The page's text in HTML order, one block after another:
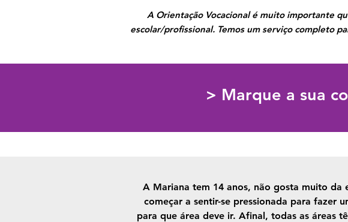
A Orientação Vocacional é muito importante
escolar/profissional. Temos um serviço completo
> Marque a sua
A Mariana tem 14 anos, não gosta muito da
começar a sentir-se pressionada para fazer
para que área deve ir. Afinal, todas as áreas